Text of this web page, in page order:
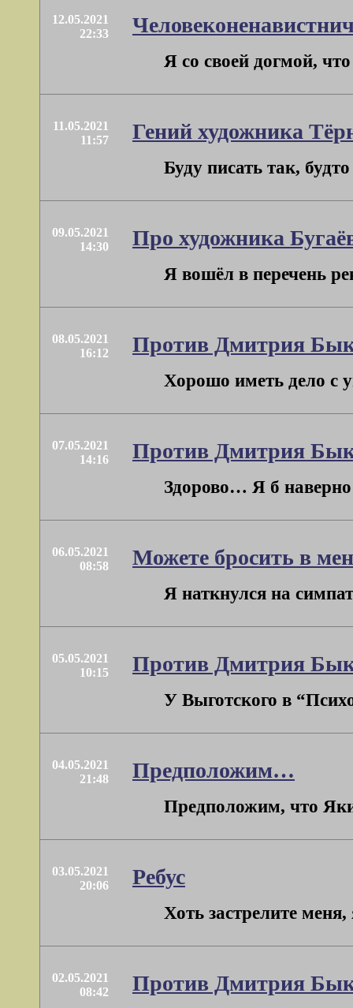
12.05.2021
22:33
Я со своей догмой,
11.05.2021
11:57
Гений художника
Буду писать так,
09.05.2021
14:30
Про художника
Я вошёл в перечень
08.05.2021
16:12
Против Дмитрия
Хорошо иметь дело с
07.05.2021
14:16
Против Дмитрия
Здорово… Я б наверно
06.05.2021
08:58
Можете бросить в
Я наткнулся на
05.05.2021
10:15
Против Дмитрия
У Выготского в
04.05.2021
21:48
Предположим…
Предположим, что
03.05.2021
20:06
Ребус
Хоть застрелите
02.05.2021
08:42
Против Дмитрия